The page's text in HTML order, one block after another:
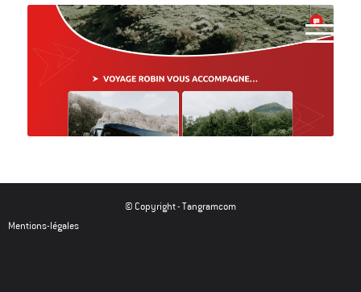
© Copyright -Tangramcom
Mentions-légales